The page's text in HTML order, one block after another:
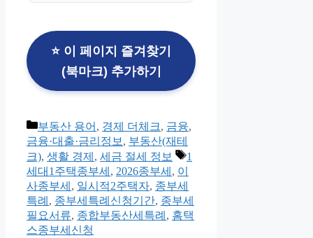
⭐ 이 페이지 즐겨찾기
(북마크) 추가하기
카
테
고
리
부동산 용어 , 경제 더체크, 금융,
금융·대출·금리정보 , 부동산(재테
크), 생활 경제 , 세금 절세 정보
태
그
1
세대1주택종부세 , 2026종부세 , 이
사종부세 , 일시적2주택자, 종부세
특례 , 종부세특례신청기간, 종부세
필요서류, 종합부동산세특례 , 홈택
스종부세신청